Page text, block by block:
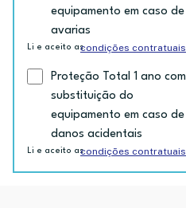
equipamento em caso de
avarias
Li e aceito ascondições contratuais
Proteção Total 1 ano com
substituição do
equipamento em caso de
danos acidentais
Li e aceito ascondições contratuais